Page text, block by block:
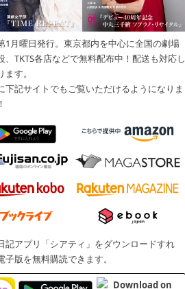
1月曜日発行。東京都内を中心に全国の劇場
、TKTS各店などで無料配布中！配送も対応し
ます。
下記サイトでもご覧いただけるようになりま
記アプリ「シアティ」をダウンロードすれ
子版を無料購読できます。